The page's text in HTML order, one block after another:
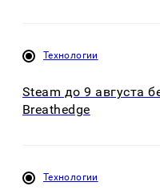
Технологии
Steam до 9 августа
Breathedge
Технологии